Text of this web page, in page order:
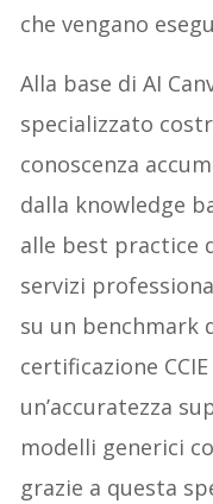
che vengano
Alla base di AI
specializzato
conoscenza
dalla knowledge
alle best practice
servizi
su un benchmark
certificazione
un’accuratezza
modelli generici
grazie a questa